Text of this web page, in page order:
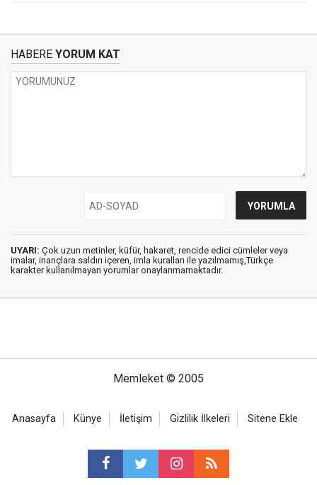
HABERE YORUM KAT
UYARI: Çok uzun metinler, küfür, hakaret, rencide edici cümleler veya
imalar, inançlara saldırı içeren, imla kuralları ile yazılmamış,Türkçe
karakter kullanılmayan yorumlar onaylanmamaktadır.
Memleket © 2005
Anasayfa Künye İletişim Gizlilik İlkeleri Sitene Ekle